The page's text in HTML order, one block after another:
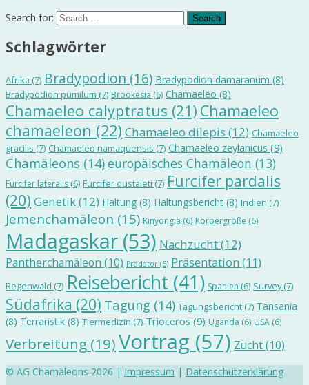
Search for:
Schlagwörter
Afrika (7) Bradypodion (16) Bradypodion damaranum (8)
Bradypodion pumilum (7) Brookesia (6) Chamaeleo (8)
Chamaeleo calyptratus (21) Chamaeleo
chamaeleon (22) Chamaeleo dilepis (12) Chamaeleo
gracilis (7) Chamaeleo namaquensis (7) Chamaeleo zeylanicus (9)
Chamäleons (14)europäisches Chamäleon (13)
Furcifer lateralis (6) Furcifer oustaleti (7) Furcifer pardalis
(20) Genetik(12) Haltung (8) Haltungsbericht (8) Indien (7)
Jemenchamäleon (15) Kinyongia (6) Körpergröße (6)
Madagaskar (53) Nachzucht(12)
Pantherchamäleon (10) Prädator (5) Präsentation (11)
Regenwald (7) Reisebericht (41) Spanien (6) Survey(7)
Südafrika (20) Tagung (14) Tagungsbericht (7) Tansania
(8) Terraristik (8) Tiermedizin (7) Trioceros (9) Uganda (6) USA (6)
Verbreitung (19)Vortrag (57) Zucht(10)
© AG Chamäleons 2026 | Impressum | Datenschutzerklärung